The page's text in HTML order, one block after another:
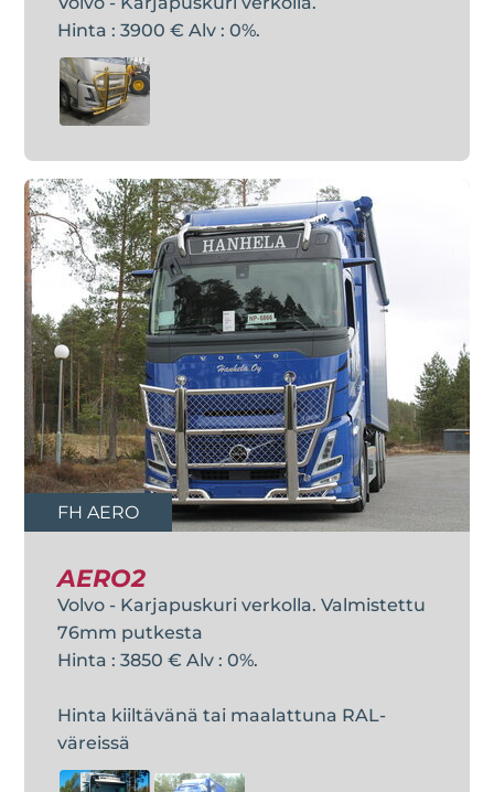
Hinta : 3900 € Alv : 0%.
FH AERO
AERO2
Volvo - Karjapuskuri verkolla. Valmistettu
76mm putkesta
Hinta : 3850 € Alv : 0%.
Hinta kiiltävänä tai maalattuna RAL-
väreissä